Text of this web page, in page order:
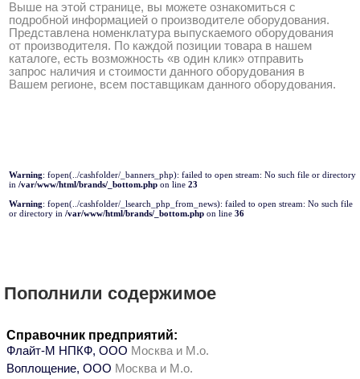
Выше на этой странице, вы можете ознакомиться с
подробной информацией о производителе оборудования.
Представлена номенклатура выпускаемого оборудования
от производителя. По каждой позиции товара в нашем
каталоге, есть возможность «в один клик» отправить
запрос наличия и стоимости данного оборудования в
Вашем регионе, всем поставщикам данного оборудования.
Warning: fopen(../cashfolder/_banners_php): failed to open stream: No such file or directory
in /var/www/html/brands/_bottom.php on line 23
Warning: fopen(../cashfolder/_lsearch_php_from_news): failed to open stream: No such file
or directory in /var/www/html/brands/_bottom.php on line 36
Пополнили содержимое
Справочник предприятий:
Флайт-М НПКФ, ООО Москва и М.о.
Воплощение, ООО Москва и М.о.